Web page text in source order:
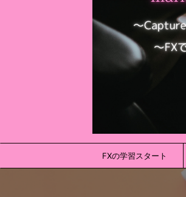
FXの学習スタート